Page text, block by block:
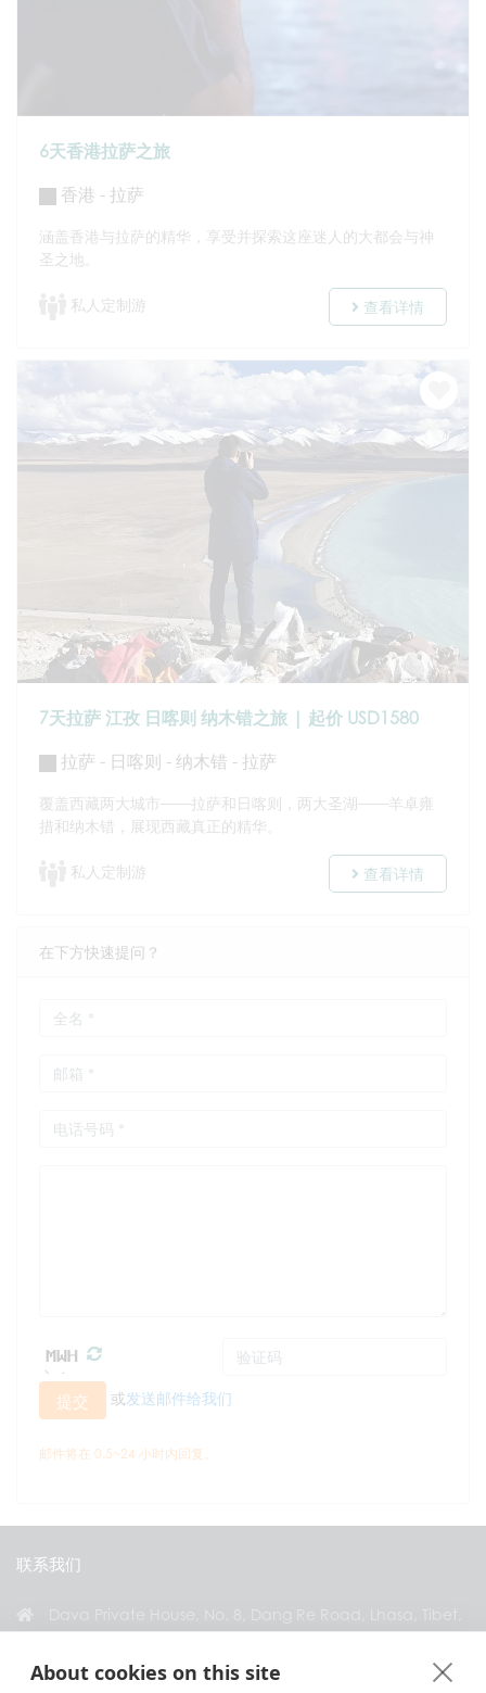
About cookies on this site
6天香港拉萨之旅
香港 - 拉萨
涵盖香港与拉萨的精华，享受并探索这座迷人的大都会与神
圣之地。
私人定制游 查看详情
7天拉萨 江孜 日喀则 纳木错之旅 | 起价 USD1580
拉萨 - 日喀则 - 纳木错 - 拉萨
覆盖西藏两大城市——拉萨和日喀则，两大圣湖——羊卓雍
措和纳木错，展现西藏真正的精华。
私人定制游 查看详情
在下方快速提问？
提交 或发送邮件给我们
邮件将在 0.5~24 小时内回复。
联系我们
China
+86 18583346229